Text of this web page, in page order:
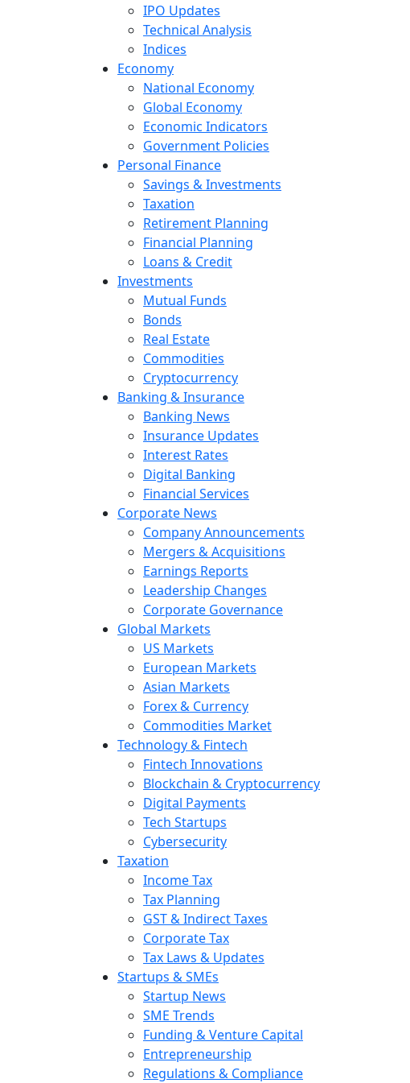
IPO Updates
Technical Analysis
Indices
Economy
National Economy
Global Economy
Economic Indicators
Government Policies
Personal Finance
Savings & Investments
Taxation
Retirement Planning
Financial Planning
Loans & Credit
Investments
Mutual Funds
Bonds
Real Estate
Commodities
Cryptocurrency
Banking & Insurance
Banking News
Insurance Updates
Interest Rates
Digital Banking
Financial Services
Corporate News
Company Announcements
Mergers & Acquisitions
Earnings Reports
Leadership Changes
Corporate Governance
Global Markets
US Markets
European Markets
Asian Markets
Forex & Currency
Commodities Market
Technology & Fintech
Fintech Innovations
Blockchain & Cryptocurrency
Digital Payments
Tech Startups
Cybersecurity
Taxation
Income Tax
Tax Planning
GST & Indirect Taxes
Corporate Tax
Tax Laws & Updates
Startups & SMEs
Startup News
SME Trends
Funding & Venture Capital
Entrepreneurship
Regulations & Compliance